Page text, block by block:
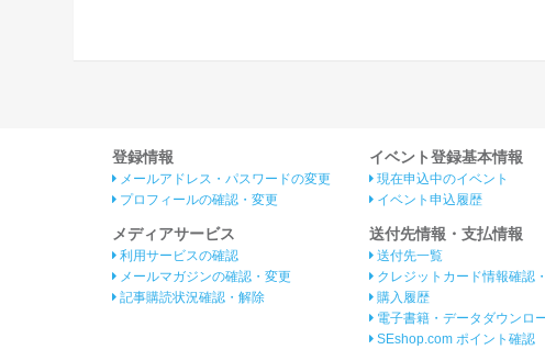
登録情報
メールアドレス・パスワードの変更
プロフィールの確認・変更
メディアサービス
利用サービスの確認
メールマガジンの確認・変更
記事購読状況確認・解除
イベント登録基本情報
現在申込中のイベント
イベント申込履歴
送付先情報・支払情報
送付先一覧
クレジットカード情報確認
購入履歴
電子書籍・データダウンロ
SEshop.com ポイント確認